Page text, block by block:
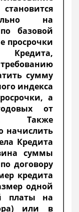
на
базовой
просрочки
Кредита,
сумму
индекса
а
от
Также
начислить
Кредита
суммы
договору
кредита
одной
платы на
или в